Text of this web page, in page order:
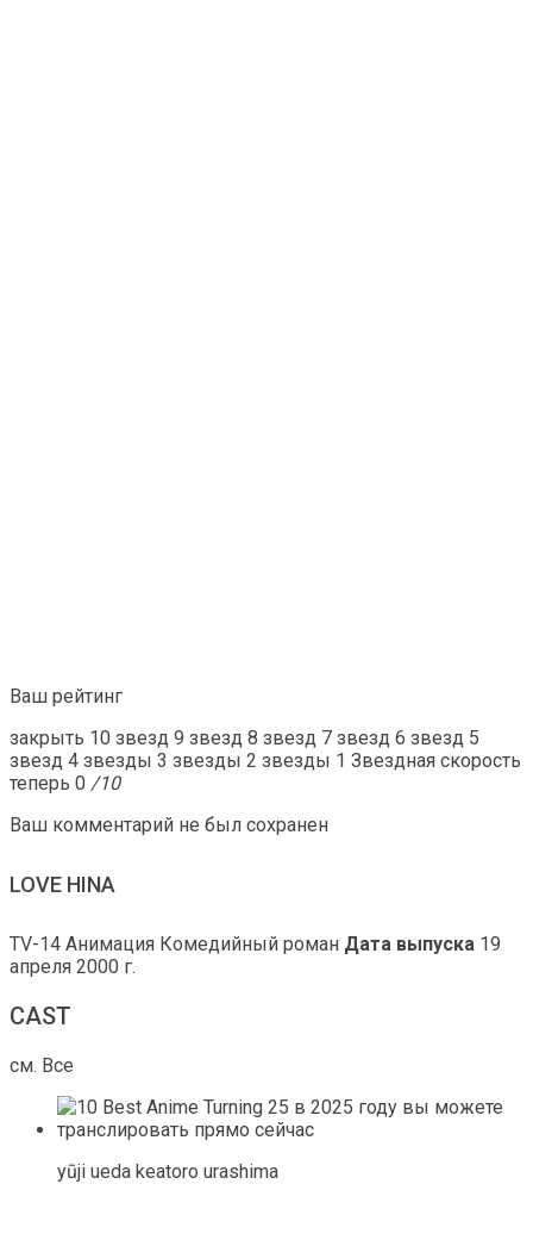
Ваш рейтинг
закрыть 10 звезд 9 звезд 8 звезд 7 звезд 6 звезд 5
звезд 4 звезды 3 звезды 2 звезды 1 Звездная скорость
теперь 0 /10
Ваш комментарий не был сохранен
LOVE HINA
TV-14 Анимация Комедийный роман Дата выпуска 19
апреля 2000 г.
CAST
см. Все
yūji ueda keatoro urashima